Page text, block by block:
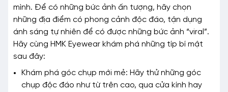
mình. Để có những bức ảnh ấn tượng, hãy chọn
những địa điểm có phong cảnh độc đáo, tận dụng
ánh sáng tự nhiên để có được những bức ảnh “viral”.
Hãy cùng HMK Eyewear khám phá những típ bí mật
sau đây:
Khám phá góc chụp mới mẻ: Hãy thử những góc
chụp độc đáo như từ trên cao, qua cửa kính hay